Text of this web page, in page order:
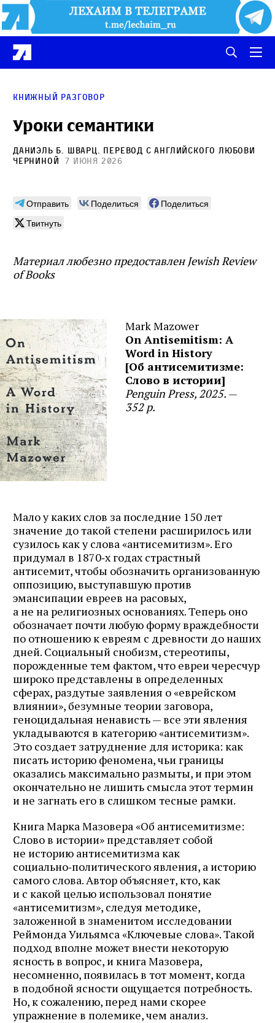
Книжный разговор
Уроки семантики
Даниэль Б. Шварц . Перевод с английского Любови
Черниной
7 июня 2026
Отправить Поделиться
Поделиться
Твитнуть
Материал любезно предоставлен Jewish Review
of Books
Mark Mazower
On Antisemitism: A
Word in History
[Об антисемитизме:
Слово в истории]
Penguin Press, 2025. —
352 p.
Мало у каких слов за последние 150 лет
значение до такой степени расширилось или
сузилось как у слова «антисемитизм». Его
придумал в 1870‑х годах страстный
антисемит, чтобы обозначить организованную
оппозицию, выступавшую против
эмансипации евреев на расовых,
а не на религиозных основаниях. Теперь оно
обозначает почти любую форму враждебности
по отношению к евреям с древности до наших
дней. Социальный снобизм, стереотипы,
порожденные тем фактом, что евреи чересчур
широко представлены в определенных
сферах, раздутые заявления о «еврейском
влиянии», безумные теории заговора,
геноцидальная ненависть — все эти явления
укладываются в категорию «антисемитизм».
Это создает затруднение для историка: как
писать историю феномена, чьи границы
оказались максимально размыты, и при этом
окончательно не лишить смысла этот термин
и не загнать его в слишком тесные рамки.
Книга Марка Мазовера «Об антисемитизме:
Слово в истории» представляет собой
не историю антисемитизма как
социально‑политического явления, а историю
самого слова. Автор объясняет, кто, как
и с какой целью использовал понятие
«антисемитизм», следуя методике,
заложенной в знаменитом исследовании
Реймонда Уильямса «Ключевые слова». Такой
подход вполне может внести некоторую
ясность в вопрос, и книга Мазовера,
несомненно, появилась в тот момент, когда
в подобной ясности ощущается потребность.
Но, к сожалению, перед нами скорее
упражнение в полемике, чем анализ.